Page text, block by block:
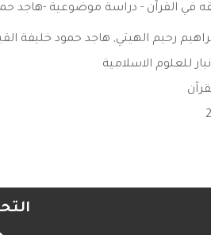
في القرآن - دراسة موضوعية -هاجد
رحيم الهيتي, هاجد حمود خليفة
للعلوم الاسلامية